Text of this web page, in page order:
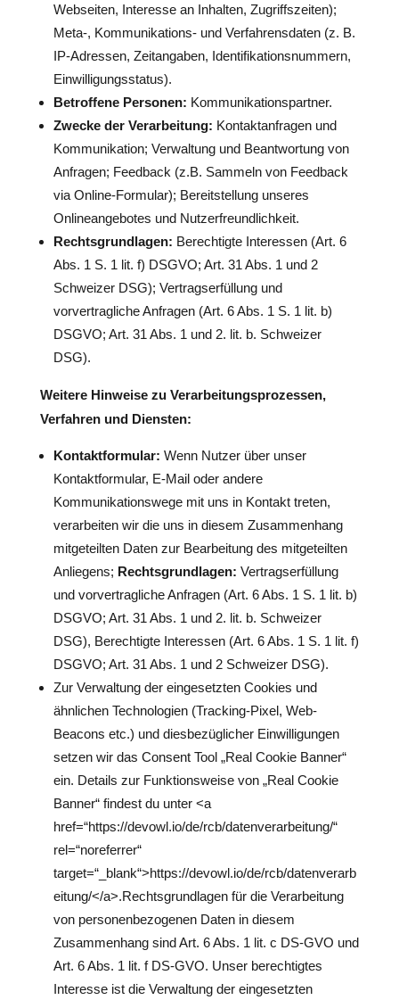
Webseiten, Interesse an Inhalten, Zugriffszeiten);
Meta-, Kommunikations- und Verfahrensdaten (z. B.
IP-Adressen, Zeitangaben, Identifikationsnummern,
Einwilligungsstatus).
Betroffene Personen: Kommunikationspartner.
Zwecke der Verarbeitung: Kontaktanfragen und
Kommunikation; Verwaltung und Beantwortung von
Anfragen; Feedback (z.B. Sammeln von Feedback
via Online-Formular); Bereitstellung unseres
Onlineangebotes und Nutzerfreundlichkeit.
Rechtsgrundlagen: Berechtigte Interessen (Art. 6
Abs. 1 S. 1 lit. f) DSGVO; Art. 31 Abs. 1 und 2
Schweizer DSG); Vertragserfüllung und
vorvertragliche Anfragen (Art. 6 Abs. 1 S. 1 lit. b)
DSGVO; Art. 31 Abs. 1 und 2. lit. b. Schweizer
DSG).
Weitere Hinweise zu Verarbeitungsprozessen,
Verfahren und Diensten:
Kontaktformular: Wenn Nutzer über unser
Kontaktformular, E-Mail oder andere
Kommunikationswege mit uns in Kontakt treten,
verarbeiten wir die uns in diesem Zusammenhang
mitgeteilten Daten zur Bearbeitung des mitgeteilten
Anliegens; Rechtsgrundlagen: Vertragserfüllung
und vorvertragliche Anfragen (Art. 6 Abs. 1 S. 1 lit. b)
DSGVO; Art. 31 Abs. 1 und 2. lit. b. Schweizer
DSG), Berechtigte Interessen (Art. 6 Abs. 1 S. 1 lit. f)
DSGVO; Art. 31 Abs. 1 und 2 Schweizer DSG).
Zur Verwaltung der eingesetzten Cookies und
ähnlichen Technologien (Tracking-Pixel, Web-
Beacons etc.) und diesbezüglicher Einwilligungen
setzen wir das Consent Tool „Real Cookie Banner“
ein. Details zur Funktionsweise von „Real Cookie
Banner“ findest du unter <a
href=“https://devowl.io/de/rcb/datenverarbeitung/“
rel=“noreferrer“
target=“_blank“>https://devowl.io/de/rcb/datenverarb
eitung/</a>.Rechtsgrundlagen für die Verarbeitung
von personenbezogenen Daten in diesem
Zusammenhang sind Art. 6 Abs. 1 lit. c DS-GVO und
Art. 6 Abs. 1 lit. f DS-GVO. Unser berechtigtes
Interesse ist die Verwaltung der eingesetzten